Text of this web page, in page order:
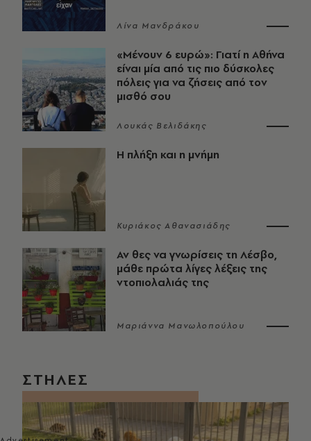
Λίνα Μανδράκου
«Μένουν 6 ευρώ»: Γιατί η Αθήνα
είναι μία από τις πιο δύσκολες
πόλεις για να ζήσεις από τον
μισθό σου
Λουκάς Βελιδάκης
Η πλήξη και η μνήμη
Κυριάκος Αθανασιάδης
Αν θες να γνωρίσεις τη Λέσβο,
μάθε πρώτα λίγες λέξεις της
ντοπιολαλιάς της
Μαριάννα Μανωλοπούλου
ΣΤΗΛΕΣ